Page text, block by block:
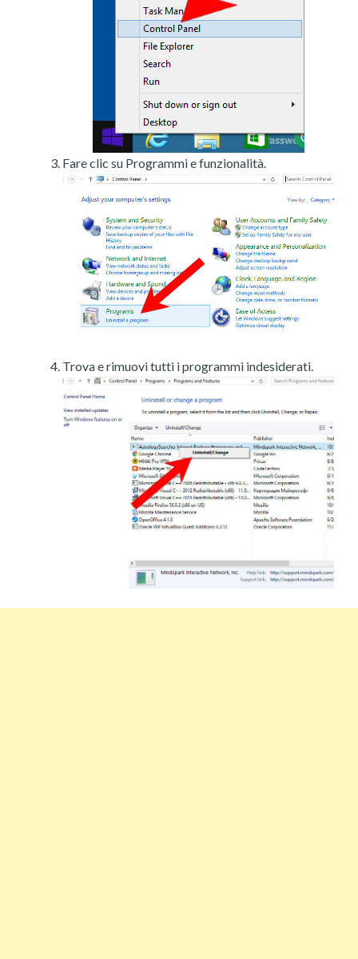
Fare clic su Programmi e funzionalità.
Trova e rimuovi tutti i programmi indesiderati.